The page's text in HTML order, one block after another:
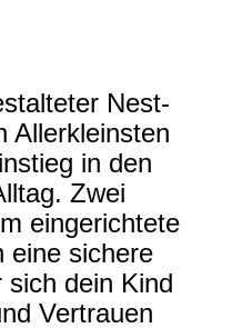
Nest-
Allerkleinsten
in den
Zwei
eingerichtete
eine sichere
sich dein Kind
Vertrauen